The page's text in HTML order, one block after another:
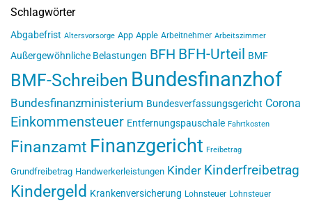
Schlagwörter
Abgabefrist Altersvorsorge App Apple Arbeitnehmer Arbeitszimmer
Außergewöhnliche Belastungen BFH BFH-Urteil BMF
BMF-Schreiben Bundesfinanzhof
Bundesfinanzministerium Bundesverfassungsgericht Corona
Einkommensteuer Entfernungspauschale Fahrtkosten
Finanzamt Finanzgericht Freibetrag
Grundfreibetrag Handwerkerleistungen Kinder Kinderfreibetrag
Kindergeld Krankenversicherung Lohnsteuer Lohnsteuer